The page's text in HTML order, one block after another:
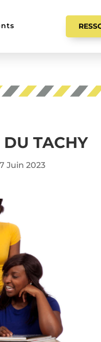
TACHY
Juin 2023